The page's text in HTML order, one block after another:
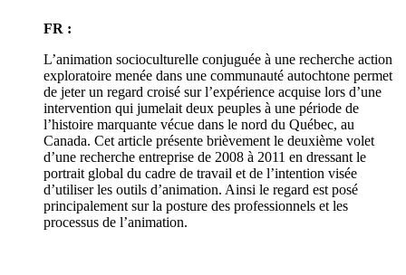
FR :
L’animation socioculturelle conjuguée à une recherche action
exploratoire menée dans une communauté autochtone permet
de jeter un regard croisé sur l’expérience acquise lors d’une
intervention qui jumelait deux peuples à une période de
l’histoire marquante vécue dans le nord du Québec, au
Canada. Cet article présente brièvement le deuxième volet
d’une recherche entreprise de 2008 à 2011 en dressant le
portrait global du cadre de travail et de l’intention visée
d’utiliser les outils d’animation. Ainsi le regard est posé
principalement sur la posture des professionnels et les
processus de l’animation.